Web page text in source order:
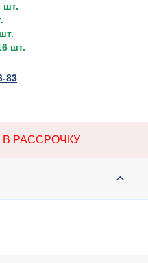
шт.
шт.
83
РАССРОЧКУ